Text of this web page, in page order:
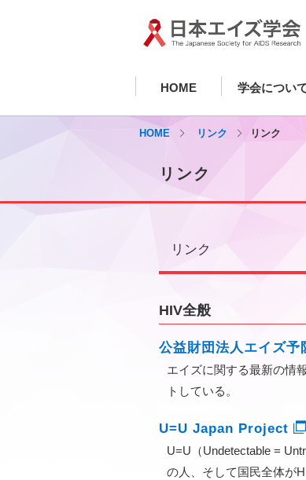
HOME 学会につい
HOME リンク リンク
リンク
リンク
HIV全般
公益財団法人エイズ予
エイズに関する最新の情
トしている。
U=U Japan Project
U=U（Undetectable =
の人、そして国民全体が